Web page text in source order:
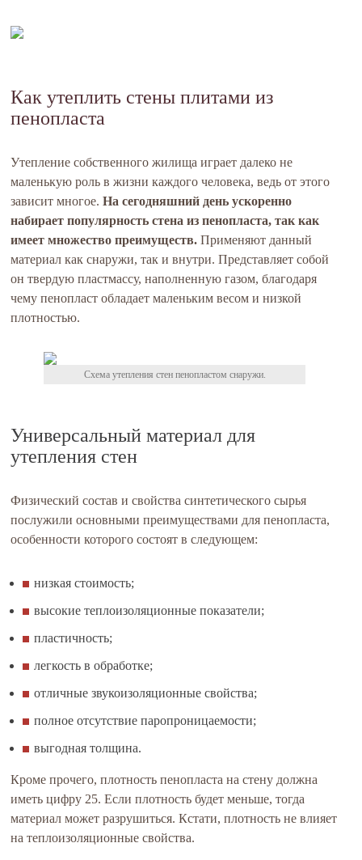
Как утеплить стены плитами из
пенопласта
Утепление собственного жилища играет далеко не
маленькую роль в жизни каждого человека, ведь от этого
зависит многое.На сегодняшний день ускоренно
набирает популярность стена из пенопласта, так как
имеет множество преимуществ. Применяют данный
материал как снаружи, так и внутри. Представляет собой
он твердую пластмассу, наполненную газом, благодаря
чему пенопласт обладает маленьким весом и низкой
плотностью.
Схема утепления стен пенопластом снаружи.
Универсальный материал для
утепления стен
Физический состав и свойства синтетического сырья
послужили основными преимуществами для пенопласта,
особенности которого состоят в следующем:
низкая стоимость;
высокие теплоизоляционные показатели;
пластичность;
легкость в обработке;
отличные звукоизоляционные свойства;
полное отсутствие паропроницаемости;
выгодная толщина.
Кроме прочего, плотность пенопласта на стену должна
иметь цифру 25. Если плотность будет меньше, тогда
материал может разрушиться. Кстати, плотность не влияет
на теплоизоляционные свойства.